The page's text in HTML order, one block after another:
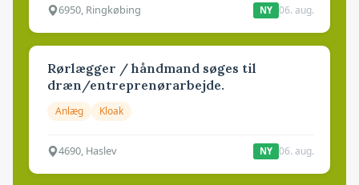
6950, Ringkøbing NY 06. aug.
Rørlægger / håndmand søges til
dræn/entreprenørarbejde.
Anlæg Kloak
4690, Haslev NY 06. aug.